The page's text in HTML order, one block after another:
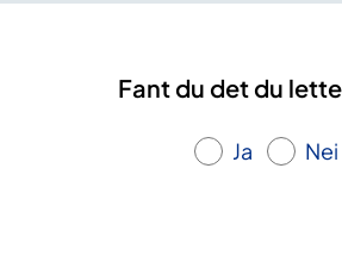
Fant du det du
Ja Nei